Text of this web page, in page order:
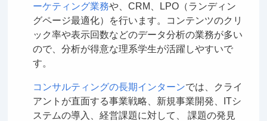
ーケティング業務や、CRM、LPO（ランディン
グページ最適化）を行います。コンテンツのクリ
ック率や表示回数などのデータ分析の業務が多い
ので、分析が得意な理系学生が活躍しやすいで
す。
コンサルティングの長期インターンでは、クライ
アントが直面する事業戦略、新規事業開発、ITシ
ステムの導入、経営課題に対して、 課題の発見